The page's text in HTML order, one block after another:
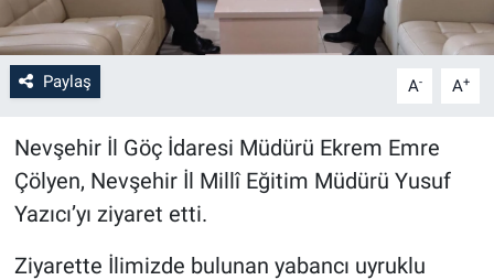
Paylaş A- A+
Nevşehir İl Göç İdaresi Müdürü Ekrem Emre
Çölyen, Nevşehir İl Millî Eğitim Müdürü Yusuf
Yazıcı’yı ziyaret etti.
Ziyarette İlimizde bulunan yabancı uyruklu
3.Sayfa
Medya
Teknoloji